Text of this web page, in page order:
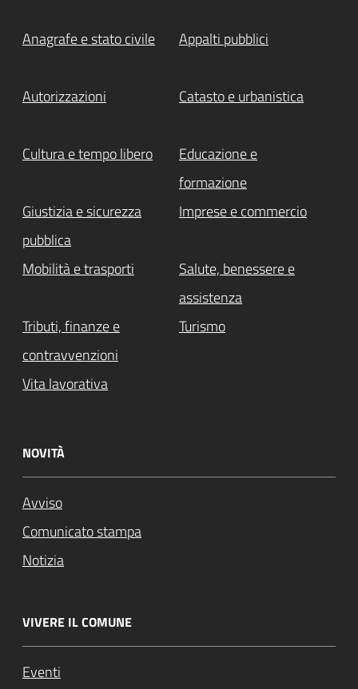
Anagrafe e stato civile Appalti pubblici
Autorizzazioni Catasto e urbanistica
Cultura e tempo libero
Educazione e
formazione
Giustizia e sicurezza
pubblica
Imprese e commercio
Mobilità e trasporti
Salute, benessere e
assistenza
Tributi, finanze e
contravvenzioni
Turismo
Vita lavorativa
NOVITÀ
Avviso
Comunicato stampa
Notizia
VIVERE IL COMUNE
Eventi